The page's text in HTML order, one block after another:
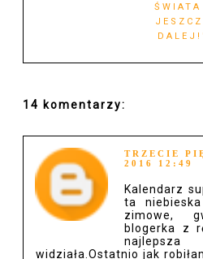
ŚWIATA
14 komentarzy:
TRZECIE
2016 12:49
Kalendarz
ta
zimowe,
blogerka z
najlepsza
widziała.Ostatnio jak